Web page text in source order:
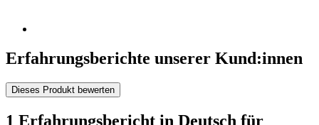
Erfahrungsberichte unserer Kund:innen
Dieses Produkt bewerten
1 Erfahrungsbericht in Deutsch für